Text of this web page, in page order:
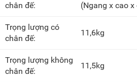
chân đế:
(Ngang x cao x
Trọng lượng có
chân đế:
11,6kg
Trọng lượng không
chân đế:
11,5kg